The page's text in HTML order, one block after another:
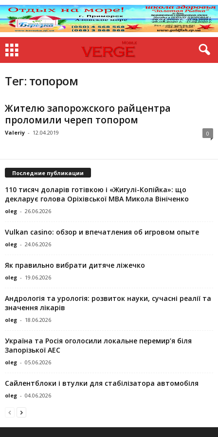
Тег: топором
Жителю запорожского райцентра
проломили череп топором
Valeriy - 12.04.2019 0
Последние публикации
110 тисяч доларів готівкою і «Жигулі-Копійка»: що
декларує голова Оріхівської МВА Микола Вініченко
oleg - 26.06.2026
Vulkan casino: обзор и впечатления об игровом опыте
oleg - 24.06.2026
Як правильно вибрати дитяче ліжечко
oleg - 19.06.2026
Андрологія та урологія: розвиток науки, сучасні реалії та
значення лікарів
oleg - 18.06.2026
Україна та Росія оголосили локальне перемир’я біля
Запорізької АЕС
oleg - 05.06.2026
Сайлентблоки і втулки для стабілізатора автомобіля
oleg - 04.06.2026